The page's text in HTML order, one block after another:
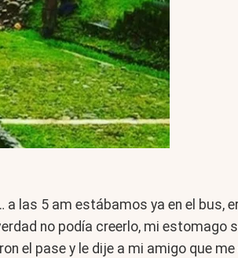
las 5 am estábamos ya en el bus,
no podía creerlo, mi estomago
el pase y le dije a mi amigo que